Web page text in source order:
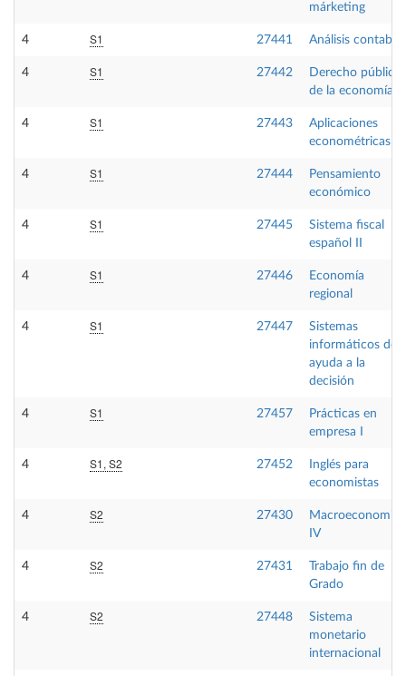
márketing
4 S1 27441 Análisis contable
4 S1 27442
Derecho público
de la economía
4 S1 27443
Aplicaciones
econométricas
4 S1 27444
Pensamiento
económico
4 S1 27445
Sistema fiscal
español II
4 S1 27446
Economía
regional
4 S1 27447
Sistemas
informáticos de
ayuda a la
decisión
4 S1 27457
Prácticas en
empresa I
4 S1, S2 27452
Inglés para
economistas
4 S2 27430
Macroeconomia
IV
4 S2 27431
Trabajo fin de
Grado
4 S2 27448
Sistema
monetario
internacional